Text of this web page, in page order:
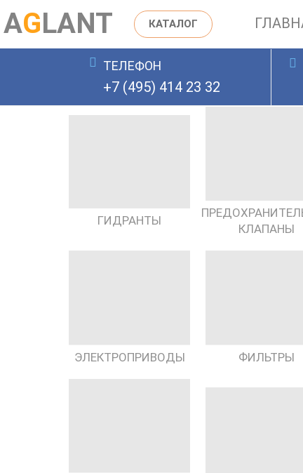
AGLANT КАТАЛОГ
ОСТАВИТЬ ЗАЯВКУТЕЛЕФОН
+7 (495) 414 23 32
ГИДРАНТЫ
КЛАПАНЫ
ЭЛЕКТРОПРИВОДЫ ФИЛЬТРЫ